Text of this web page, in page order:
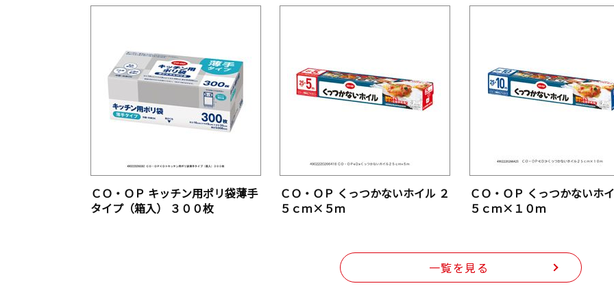
ＣＯ・ＯＰ キッチン用ポリ袋薄手
タイプ（箱入） ３００枚
ＣＯ・ＯＰ くっつかないホイル ２
５ｃｍ×５ｍ
ＣＯ・ＯＰ くっつかないホ
５ｃｍ×１０ｍ
一覧を見る